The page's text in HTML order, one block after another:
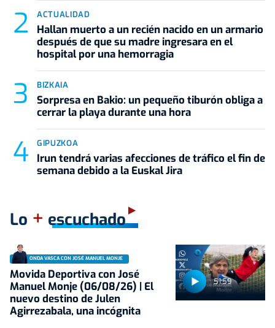
ACTUALIDAD
Hallan muerto a un recién nacido en un armario
después de que su madre ingresara en el
hospital por una hemorragia
BIZKAIA
Sorpresa en Bakio: un pequeño tiburón obliga a
cerrar la playa durante una hora
GIPUZKOA
Irun tendrá varias afecciones de tráfico el fin de
semana debido a la Euskal Jira
Lo + escuchado
51:59
ONDA VASCA CON JOSÉ MANUEL MONJE
Movida Deportiva con José
Manuel Monje (06/08/26) | El
nuevo destino de Julen
Agirrezabala, una incógnita